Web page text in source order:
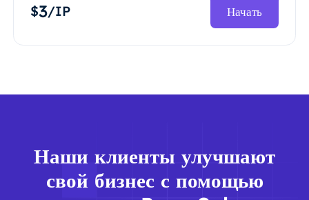
$3/IP Начать
Наши клиенты улучшают
свой бизнес с помощью